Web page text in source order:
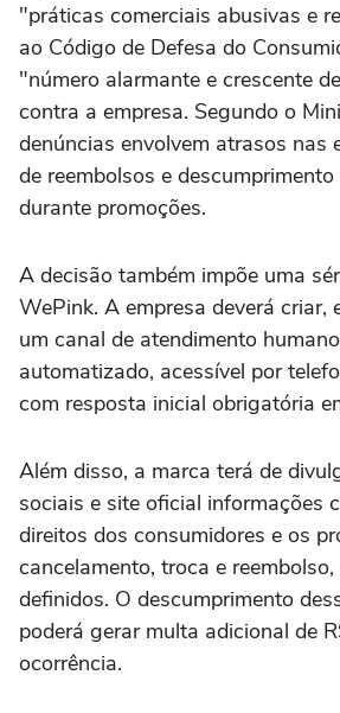
"práticas comerciais abusivas e
ao Código de Defesa do
"número alarmante e crescente
contra a empresa. Segundo o
denúncias envolvem atrasos nas
de reembolsos e
durante promoções.
A decisão também impõe uma
WePink. A empresa deverá criar,
um canal de atendimento
automatizado, acessível por
com resposta inicial obrigatória
Além disso, a marca terá de
sociais e site oficial informações
direitos dos consumidores e os
cancelamento, troca e
definidos. O descumprimento
poderá gerar multa adicional de
ocorrência.